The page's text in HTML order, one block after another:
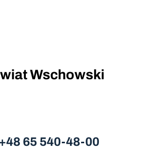
Wschowski
65 540-48-00